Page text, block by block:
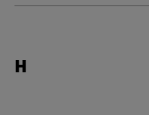
beginning
H